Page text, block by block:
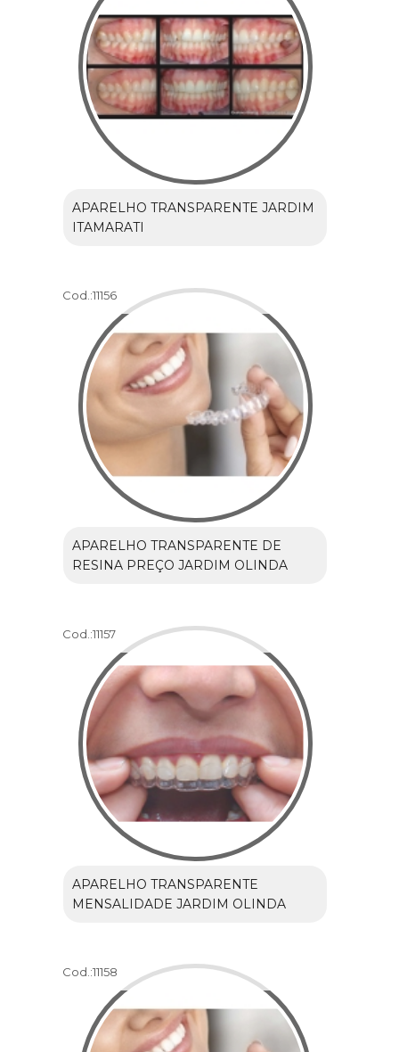
APARELHO TRANSPARENTE JARDIM
ITAMARATI
Cod.:11156
APARELHO TRANSPARENTE DE
RESINA PREÇO JARDIM OLINDA
Cod.:11157
APARELHO TRANSPARENTE
MENSALIDADE JARDIM OLINDA
Cod.:11158